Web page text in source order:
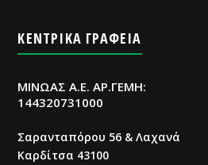
ΚΕΝΤΡΙΚΑ ΓΡΑΦΕΙΑ
ΜΙΝΩΑΣ Α.Ε. ΑΡ.ΓΕΜΗ:
144320731000
Σαρανταπόρου 56 & Λαχανά
Καρδίτσα 43100